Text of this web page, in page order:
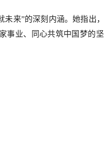
来”的深刻内涵。她指出
事业、同心共筑中国梦的